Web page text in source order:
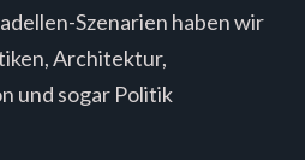
Szenarien haben wir
Architektur,
und sogar Politik